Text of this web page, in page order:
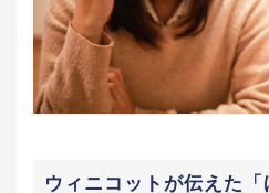
ウィニコットが伝えた